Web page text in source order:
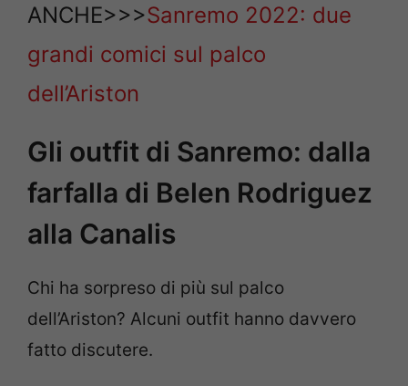
ANCHE>>>Sanremo 2022: due
grandi comici sul palco
dell’Ariston
Gli outfit di Sanremo: dalla
farfalla di Belen Rodriguez
alla Canalis
Chi ha sorpreso di più sul palco
dell’Ariston? Alcuni outfit hanno davvero
fatto discutere.